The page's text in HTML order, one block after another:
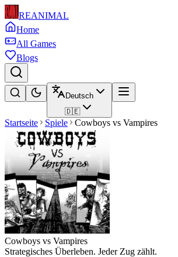
REANIMAL
Home
All Games
Blogs
Deutsch
🇩🇪
Startseite Spiele Cowboys vs Vampires
Cowboys vs Vampires
Strategisches Überleben. Jeder Zug zählt.